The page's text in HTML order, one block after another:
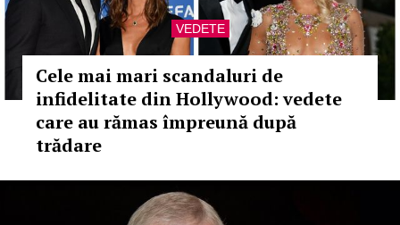
VEDETE
Cele mai mari scandaluri de
infidelitate din Hollywood: vedete
care au rămas împreună după
trădare